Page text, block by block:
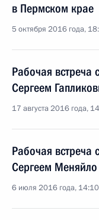
в Пермском крае
5 октября 2016 года,
Рабочая встреча
Сергеем
17 августа 2016 года,
Рабочая встреча
Сергеем Меняйло
6 июля 2016 года, 14:10